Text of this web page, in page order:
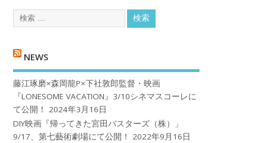
NEWS
藤江琢磨×森岡龍P×下社敦郎監督・映画
『LONESOME VACATION』3/10シネマスコーレに
て公開！
2024年3月16日
DIY映画『帰ってきた宮田バスターズ（株）」
9/17、第七藝術劇場にて公開！
2022年9月16日